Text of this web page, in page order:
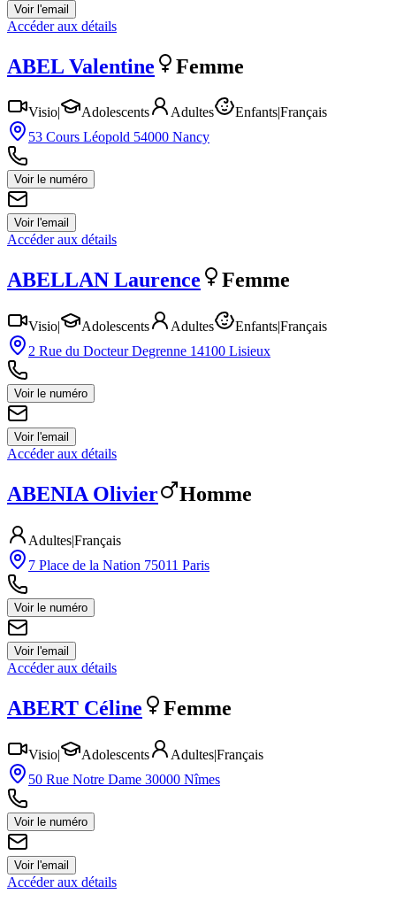
Voir l'email
Accéder aux détails
ABEL Valentine Femme
Visio| Adolescents Adultes Enfants|Français
53 Cours Léopold 54000 Nancy
Voir le numéro
Voir l'email
Accéder aux détails
ABELLAN Laurence Femme
Visio| Adolescents Adultes Enfants|Français
2 Rue du Docteur Degrenne 14100 Lisieux
Voir le numéro
Voir l'email
Accéder aux détails
ABENIA Olivier Homme
Adultes|Français
7 Place de la Nation 75011 Paris
Voir le numéro
Voir l'email
Accéder aux détails
ABERT Céline Femme
Visio| Adolescents Adultes|Français
50 Rue Notre Dame 30000 Nîmes
Voir le numéro
Voir l'email
Accéder aux détails